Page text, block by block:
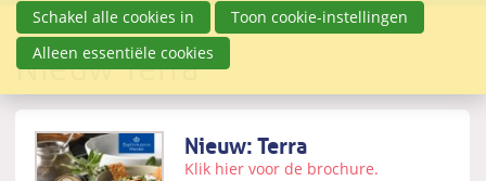
inhoud
Direct
naar
het
hoofdmenu
Nieuw Terra
Nieuw: Terra
Klik hier voor de brochure.
Schakel alle cookies in
Toon cookie-instellingen
Alleen essentiële cookies